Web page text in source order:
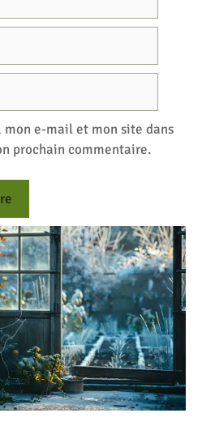
e-mail et mon site dans
prochain commentaire.